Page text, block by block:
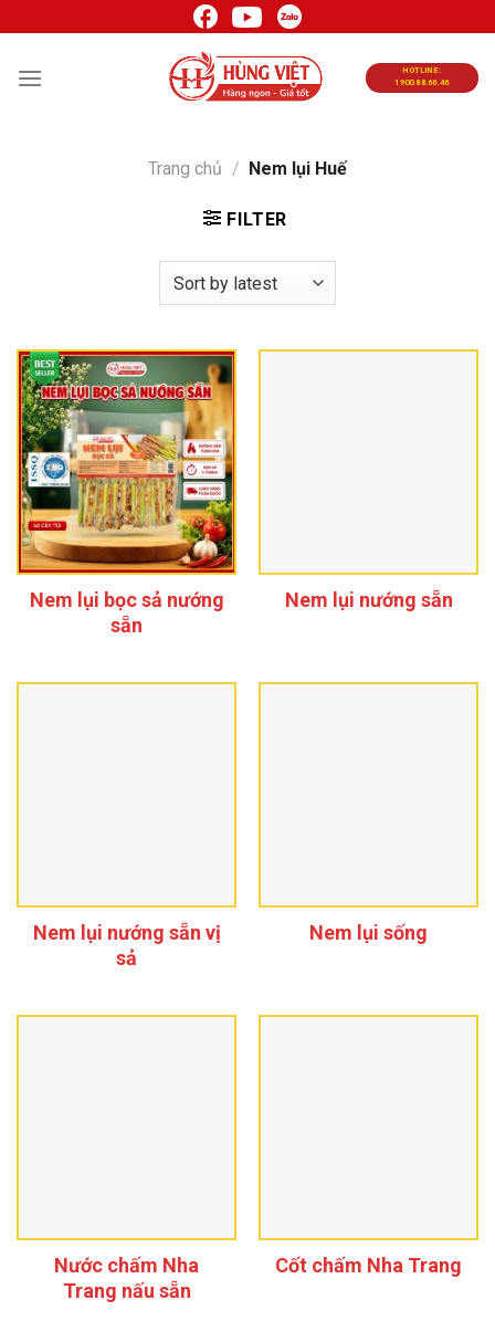
đến
nội
HOTLINE:
1900.88.66.46
Trang chủ / Nem lụi Huế
FILTER
Nem lụi bọc sả nướng
sẵn
Nem lụi nướng sẵn
Nem lụi nướng sẵn vị
sả
Nem lụi sống
Nước chấm Nha
Trang nấu sẵn
Cốt chấm Nha Trang